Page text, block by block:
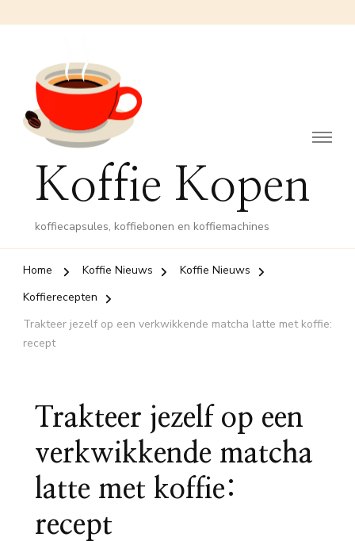
Koffie Kopen
koffiecapsules, koffiebonen en koffiemachines
Home Koffie Nieuws
Koffie Nieuws
Koffierecepten
Trakteer jezelf op een verkwikkende matcha latte met koffie:
recept
Trakteer jezelf op een
verkwikkende matcha
latte met koffie:
recept